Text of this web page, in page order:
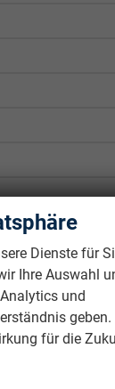
Dienste für
Ihre Auswahl
und
geben.
für die